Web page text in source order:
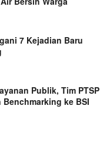
7 Kejadian Baru
Publik, Tim PTSP
ke BSI